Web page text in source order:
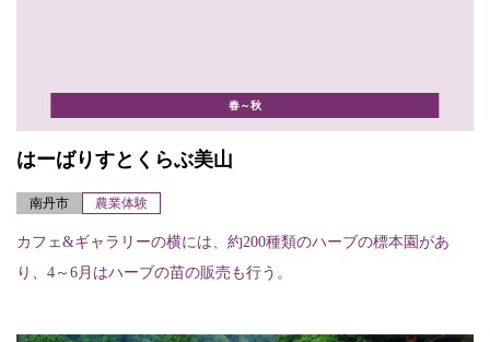
春～秋
はーばりすとくらぶ美山
南丹市 農業体験
カフェ&ギャラリーの横には、約200種類のハーブの標本園があ
り、4～6月はハーブの苗の販売も行う。